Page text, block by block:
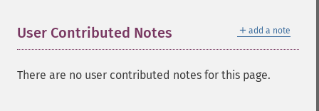
＋ add a note
User Contributed Notes
There are no user contributed notes for this page.